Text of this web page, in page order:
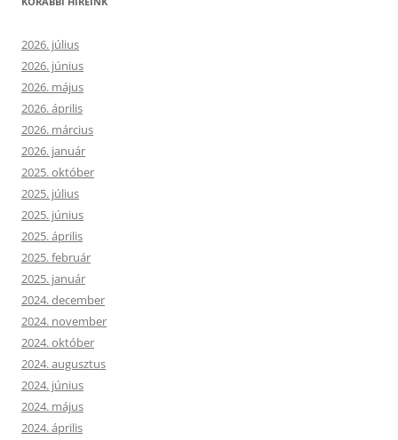
2026. július
2026. június
2026. május
2026. április
2026. március
2026. január
2025. október
2025. július
2025. június
2025. április
2025. február
2025. január
2024. december
2024. november
2024. október
2024. augusztus
2024. június
2024. május
2024. április